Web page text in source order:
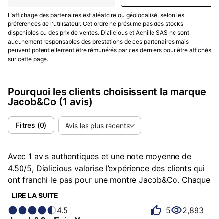
Le positionnement est assumé : haute horlogerie
expressive, souvent sertie, destinée à une clientèle
recherchant l’exception et la signature visuelle. Les
prix varient selon la complexité, le sertissage et les
dollars. La distribution s’appuie sur des boutiques
dédiées et des détaillants triés sur le volet ; certaines
références sont produites en séries limitées (volumes :
non communiqué). Le cœur de clientèle regroupe
amateurs d’automobile, d’art pop-culturel et d’objets-
manifestes.
Jacob & Co s’adresse à ceux qui veulent une montre-
L’affichage des partenaires est aléatoire ou géolocalisé, selon les
préférences de l'utilisateur. Cet ordre ne présume pas des stocks
disponibles ou des prix de ventes. Dialicious et Achille SAS ne sont
aucunement responsables des prestations de ces partenaires mais
peuvent potentiellement être rémunérés par ces derniers pour être affichés
sur cette page.
Pourquoi les clients choisissent la marque
Jacob&Co (1 avis)
Filtres (0) Avis les plus récents
Avec 1 avis authentiques et une note moyenne de
4.50/5, Dialicious valorise l’expérience des clients qui
ont franchi le pas pour une montre Jacob&Co. Chaque
avis est une source d’inspiration pour comprendre ce
qui rend Jacob&Co unique aux yeux de ses
possesseurs. Certains la décrivent comme atypique,
LIRE LA SUITE
4.5 5 2,893